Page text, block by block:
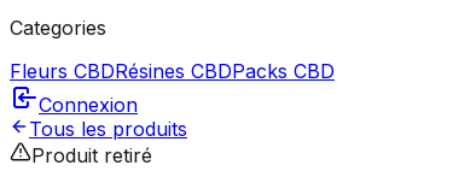
Categories
Fleurs CBDRésines CBDPacks CBD
Connexion
Tous les produits
Produit retiré